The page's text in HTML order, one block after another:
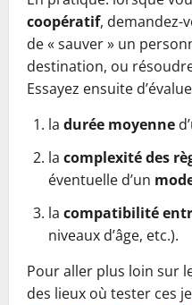
coopératif, demandez-
de « sauver » un
destination, ou
Essayez ensuite
la durée moyenne
la complexité des
éventuelle d’un
la compatibilité
niveaux d’âge, etc.).
Pour aller plus loin sur
des lieux où tester ces